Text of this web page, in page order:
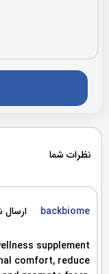
نظرات شما
backbiome ارسال شده :
supplement
comfort, reduce